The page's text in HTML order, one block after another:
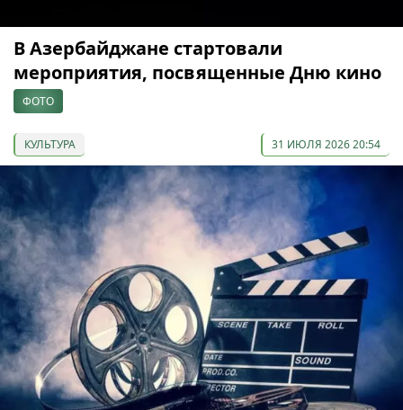
В Азербайджане стартовали
мероприятия, посвященные Дню кино
ФОТО
КУЛЬТУРА 31 ИЮЛЯ 2026 20:54